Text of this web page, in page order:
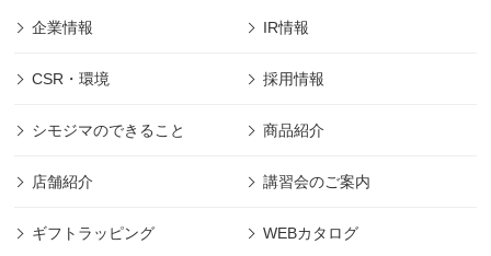
企業情報 IR情報
CSR・環境 採用情報
シモジマのできること 商品紹介
店舗紹介 講習会のご案内
ギフトラッピング WEBカタログ